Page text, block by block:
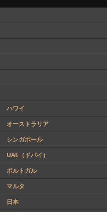
ハワイ
オーストラリア
シンガポール
UAE（ドバイ）
ポルトガル
マルタ
日本